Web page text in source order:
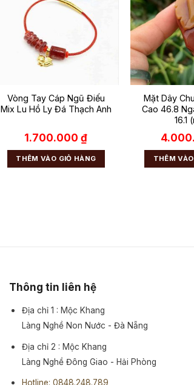
Vòng Tay Cáp Ngũ Điếu
Mix Lu Hồ Ly Đá Thạch Anh
1.700.000₫
THÊM VÀO GIỎ HÀNG
Mặt Dây
Cao 46.8
16.1
THÊM
Thông tin liên hệ
Địa chỉ 1 : Mộc Khang
Làng Nghề Non Nước - Đà Nẵng
Địa chỉ 2 : Mộc Khang
Làng Nghề Đông Giao - Hải Phòng
Hotline: 0848.248.789